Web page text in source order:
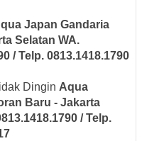
Japan Gandaria
Selatan WA.
/ Telp. 0813.1418.1790
Dingin Aqua
Baru - Jakarta
/ Telp.